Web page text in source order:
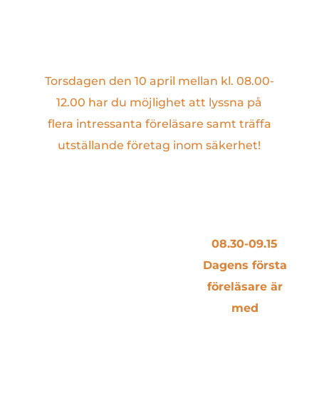
Torsdagen den 10 april mellan kl. 08.00-
12.00 har du möjlighet att lyssna på
flera intressanta föreläsare samt träffa
utställande företag inom säkerhet!
08.30-09.15
Dagens första
föreläsare är
med